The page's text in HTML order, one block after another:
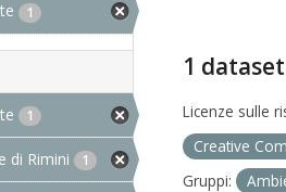
1
1
di Rimini 1
1
Licenze sulle
Creative
Gruppi: